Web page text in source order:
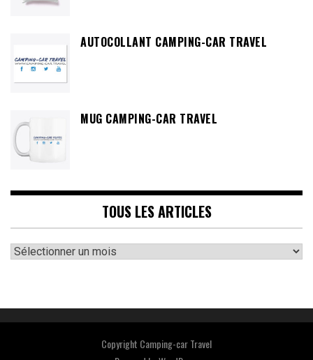
AUTOCOLLANT CAMPING-CAR TRAVEL
MUG CAMPING-CAR TRAVEL
TOUS LES ARTICLES
Tous
Copyright Camping-car Travel